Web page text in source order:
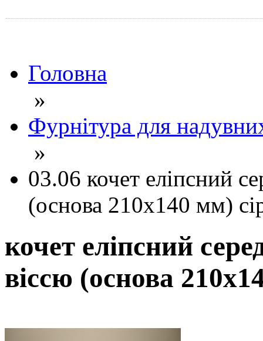
Головна
»
Фурнітура для
»
03.06 кочет еліпсний
(основа 210х140 мм)
кочет еліпсний
віссю (основа